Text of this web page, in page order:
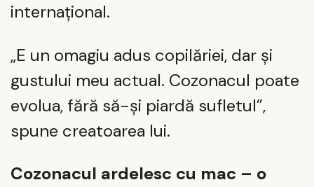
internațional.
„E un omagiu adus copilăriei, dar și
gustului meu actual. Cozonacul poate
evolua, fără să-și piardă sufletul”,
spune creatoarea lui.
Cozonacul ardelesc cu mac – o